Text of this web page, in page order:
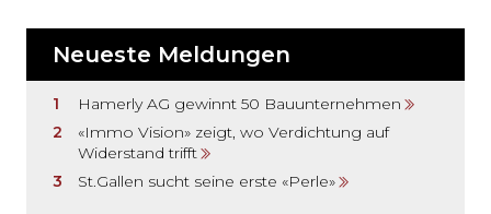
Neueste Meldungen
Hamerly AG gewinnt 50 Bauunternehmen
«Immo Vision» zeigt, wo Verdichtung auf
Widerstand trifft
St.Gallen sucht seine erste «Perle»